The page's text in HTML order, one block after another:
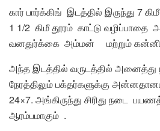
கார் பார்க்கிங் இடத்தில் இருந்து 7
1 1/2 கிமீ தூரம் காட்டு வழிப்பாதை
வனதுர்க்கை அம்மன் மற்றும்
அந்த இடத்தில் வருடத்தில்
நேரத்திலும் பக்தர்களுக்கு
24×7. அங்கிருந்து சிரிது நடை
ஆரம்பமாகும் .